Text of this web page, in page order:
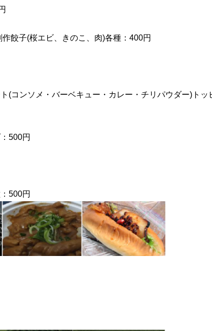
餃子(桜エビ、きのこ、肉)各種：400円
(コンソメ・バーベキュー・カレー・チリパウダー)トッ
500円
500円